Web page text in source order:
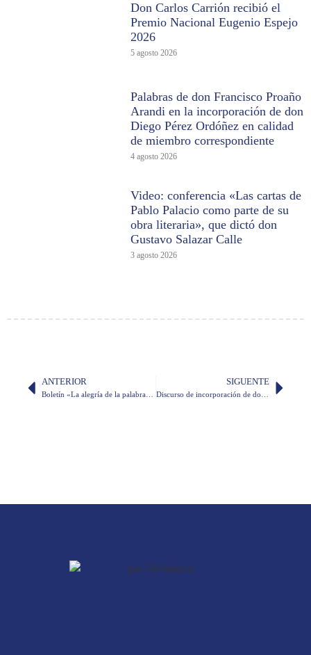
Don Carlos Carrión recibió el
Premio Nacional Eugenio Espejo
2026
5 agosto 2026
Palabras de don Francisco Proaño
Arandi en la incorporación de don
Diego Pérez Ordóñez en calidad
de miembro correspondiente
4 agosto 2026
Video: conferencia «Las cartas de
Pablo Palacio como parte de su
obra literaria», que dictó don
Gustavo Salazar Calle
3 agosto 2026
ANTERIOR SIGUENTE